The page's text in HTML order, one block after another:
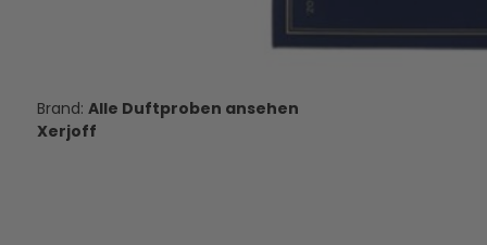
Alle Duftproben ansehen
Xerjoff